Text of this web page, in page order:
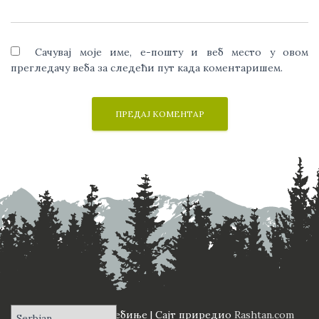
Сачувај моје име, е-пошту и веб место у овом
прегледачу веба за следећи пут када коментаришем.
ПД "Вучји Зуб" Требиње | Сајт приредио Rashtan.com